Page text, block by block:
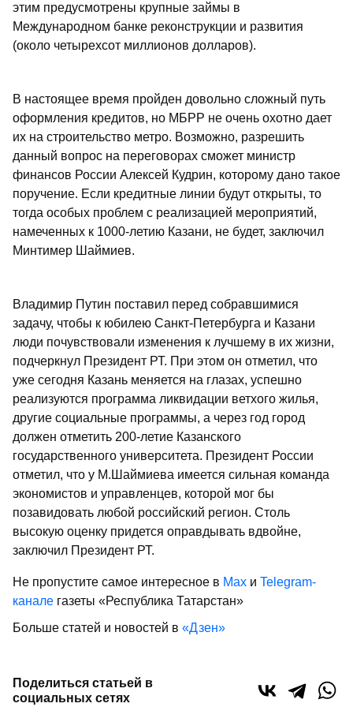
этим предусмотрены крупные займы в
Международном банке реконструкции и развития
(около четырехсот миллионов долларов).
В настоящее время пройден довольно сложный путь
оформления кредитов, но МБРР не очень охотно дает
их на строительство метро. Возможно, разрешить
данный вопрос на переговорах сможет министр
финансов России Алексей Кудрин, которому дано такое
поручение. Если кредитные линии будут открыты, то
тогда особых проблем с реализацией мероприятий,
намеченных к 1000-летию Казани, не будет, заключил
Минтимер Шаймиев.
Владимир Путин поставил перед собравшимися
задачу, чтобы к юбилею Санкт-Петербурга и Казани
люди почувствовали изменения к лучшему в их жизни,
подчеркнул Президент РТ. При этом он отметил, что
уже сегодня Казань меняется на глазах, успешно
реализуются программа ликвидации ветхого жилья,
другие социальные программы, а через год город
должен отметить 200-летие Казанского
государственного университета. Президент России
отметил, что у М.Шаймиева имеется сильная команда
экономистов и управленцев, которой мог бы
позавидовать любой российский регион. Столь
высокую оценку придется оправдывать вдвойне,
заключил Президент РТ.
Не пропустите самое интересное в Max и Telegram-
канале газеты «Республика Татарстан»
Больше статей и новостей в «Дзен»
Поделиться статьей в
социальных сетях